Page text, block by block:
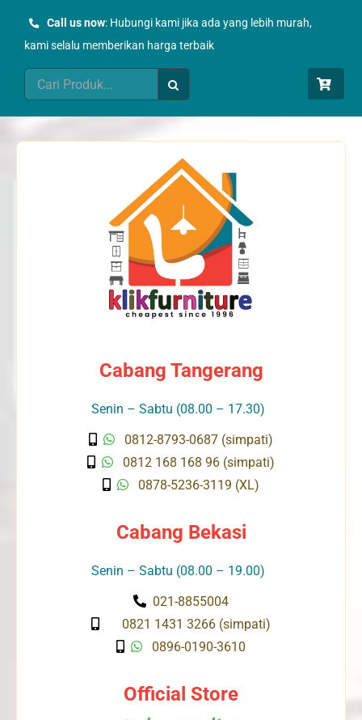
Call us now: Hubungi kami jika ada yang lebih murah,
kami selalu memberikan harga terbaik
Search
for:
Cabang Tangerang
Senin – Sabtu (08.00 – 17.30)
0812-8793-0687 (simpati)
0812 168 168 96 (simpati)
0878-5236-3119 (XL)
Cabang Bekasi
Senin – Sabtu (08.00 – 19.00)
021-8855004
0821 1431 3266 (simpati)
0896-0190-3610
Official Store